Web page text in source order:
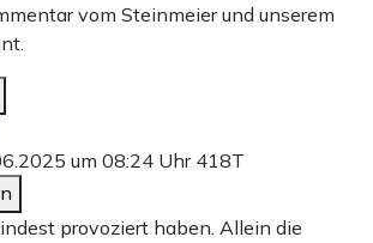
vom Steinmeier und unserem
um 08:24 Uhr 418T
provoziert haben. Allein die